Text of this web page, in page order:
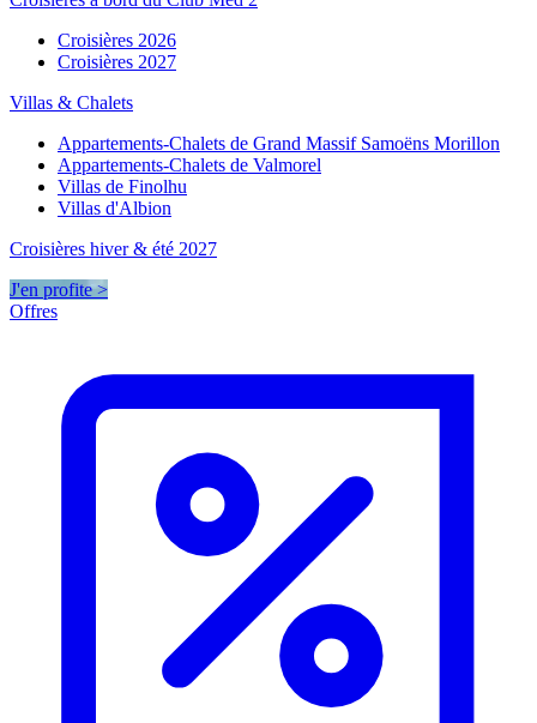
Croisières 2026
Croisières 2027
Villas & Chalets
Appartements-Chalets de Grand Massif Samoëns Morillon
Appartements-Chalets de Valmorel
Villas de Finolhu
Villas d'Albion
Croisières hiver & été 2027
J'en profite >
Offres